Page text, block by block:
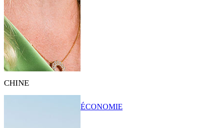
CHINE
ÉCONOMIE